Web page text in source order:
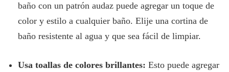
baño con un patrón audaz puede agregar un toque de
color y estilo a cualquier baño. Elije una cortina de
baño resistente al agua y que sea fácil de limpiar.
Usa toallas de colores brillantes: Esto puede agregar